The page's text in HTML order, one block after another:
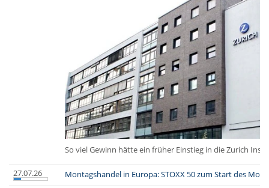
So viel Gewinn hätte ein früher Einstieg in die Zurich
27.07.26
Montagshandel in Europa: STOXX 50 zum Start des